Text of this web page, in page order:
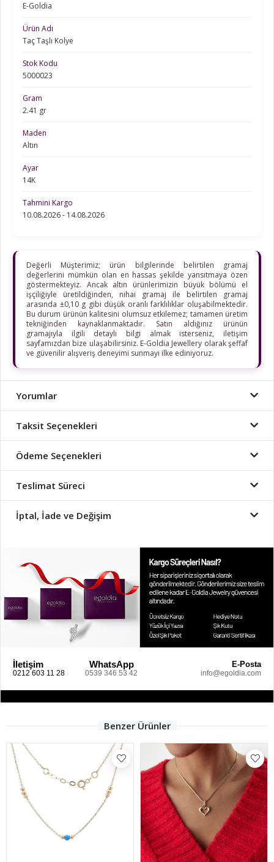
E-Goldia
Ürün Adı
Taç Taşlı Kolye
Stok Kodu
5000023
Gram
2.41 gr
Maden
Altın
Ayar
14K
Tahmini Kargo
10.08.2026 - 14.08.2026
Değerli Müşterimiz; ürün bilgilerinde belirtilen gramaj
değerlerini mümkün olan en hassas şekilde yansıtmaya özen
göstermekteyiz. Ancak altın ürünlerimizin büyük bölümü el
işçiliğiyle üretildiğinden, nihai gramaj ile belirtilen gramaj
arasında ±0,10 g gibi düşük oranlı farklılıklar oluşabilmektedir.
Bu durum ürünün kalitesini olumsuz etkilemez; tamamen üretim
tekniğinden kaynaklanmaktadır. Satın aldığınız ürünün
gramajıyla ilgili detaylı bilgi almak isterseniz, iletişim
sayfamızdan bize ulaşabilirsiniz. E-Goldia Jewellery olarak şeffaf
ve güvenilir alışveriş deneyimi sunmayı ilke ediniyoruz.
Yorumlar
Taksit Seçenekleri
Ödeme Seçenekleri
Teslimat Süreci
İptal, İade ve Değişim
İletişim
0212 603 11 28
WhatsApp
0539 346 53 42
E-Posta
info@egoldia.com
Benzer Ürünler